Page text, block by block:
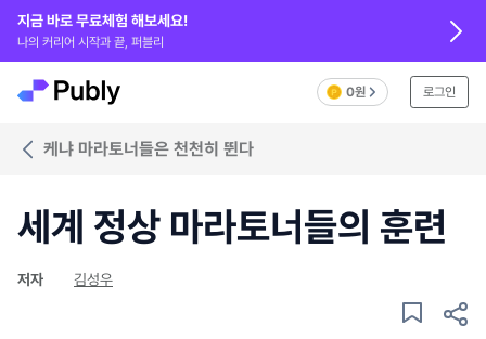
지금 바로 무료체험 해보세요!
나의 커리어 시작과 끝, 퍼블리
0원 로그인
케냐 마라토너들은 천천히 뛴다
세계 정상 마라토너들의 훈련
저자 김성우